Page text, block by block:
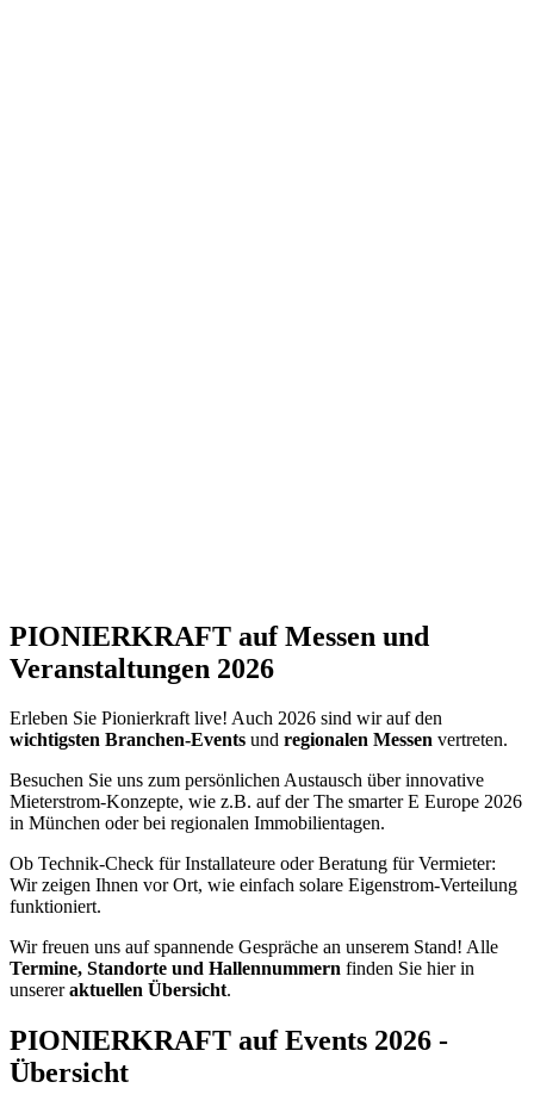
PIONIERKRAFT auf Messen und
Veranstaltungen 2026
Erleben Sie Pionierkraft live! Auch 2026 sind wir auf den
wichtigsten Branchen-Events und regionalen Messen vertreten.
Besuchen Sie uns zum persönlichen Austausch über innovative
Mieterstrom-Konzepte, wie z.B. auf der The smarter E Europe 2026
in München oder bei regionalen Immobilientagen.
Ob Technik-Check für Installateure oder Beratung für Vermieter:
Wir zeigen Ihnen vor Ort, wie einfach solare Eigenstrom-Verteilung
funktioniert.
Wir freuen uns auf spannende Gespräche an unserem Stand! Alle
Termine, Standorte und Hallennummern finden Sie hier in
unsereraktuellen Übersicht.
PIONIERKRAFT auf Events 2026 -
Übersicht